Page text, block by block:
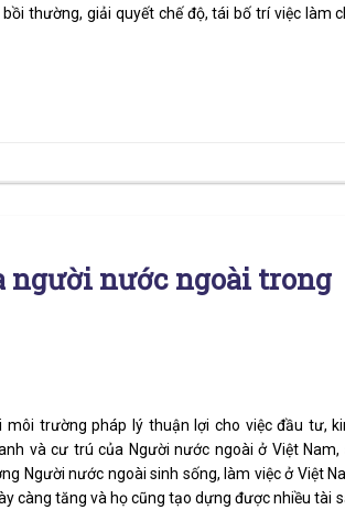
thường, giải quyết chế độ, tái bố trí việc làm
người nước ngoài trong
môi trường pháp lý thuận lợi cho việc đầu tư,
và cư trú của Người nước ngoài ở Việt Nam,
Người nước ngoài sinh sống, làm việc ở Việt
càng tăng và họ cũng tạo dựng được nhiều tài